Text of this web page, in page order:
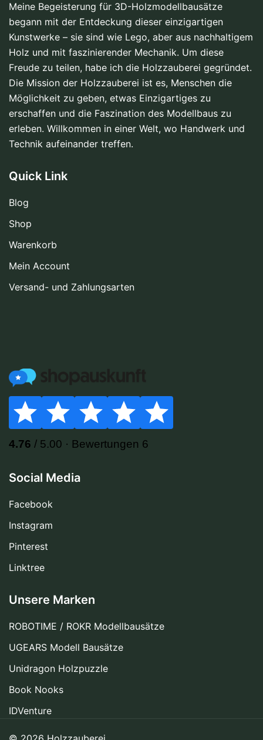
Meine Begeisterung für 3D-Holzmodellbausätze
begann mit der Entdeckung dieser einzigartigen
Kunstwerke – sie sind wie Lego, aber aus nachhaltigem
Holz und mit faszinierender Mechanik. Um diese
Freude zu teilen, habe ich die Holzzauberei gegründet.
Die Mission der Holzzauberei ist es, Menschen die
Möglichkeit zu geben, etwas Einzigartiges zu
erschaffen und die Faszination des Modellbaus zu
erleben. Willkommen in einer Welt, wo Handwerk und
Technik aufeinander treffen.
Quick Link
Blog
Shop
Warenkorb
Mein Account
Versand- und Zahlungsarten
Social Media
Facebook
Instagram
Pinterest
Linktree
Unsere Marken
ROBOTIME / ROKR Modellbausätze
UGEARS Modell Bausätze
Unidragon Holzpuzzle
Book Nooks
IDVenture